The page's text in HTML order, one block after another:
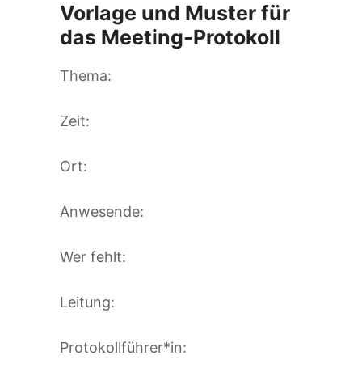
Vorlage und Muster für
das Meeting-Protokoll
Thema:
Zeit:
Ort:
Anwesende:
Wer fehlt:
Leitung:
Protokollführer*in: